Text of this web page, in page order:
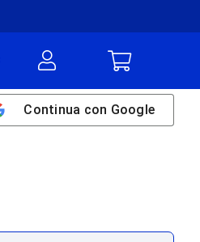
Continua con Google